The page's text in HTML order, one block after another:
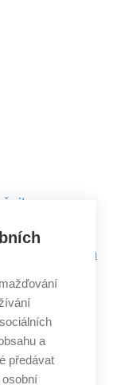
zaměřené na
více
a
předávat